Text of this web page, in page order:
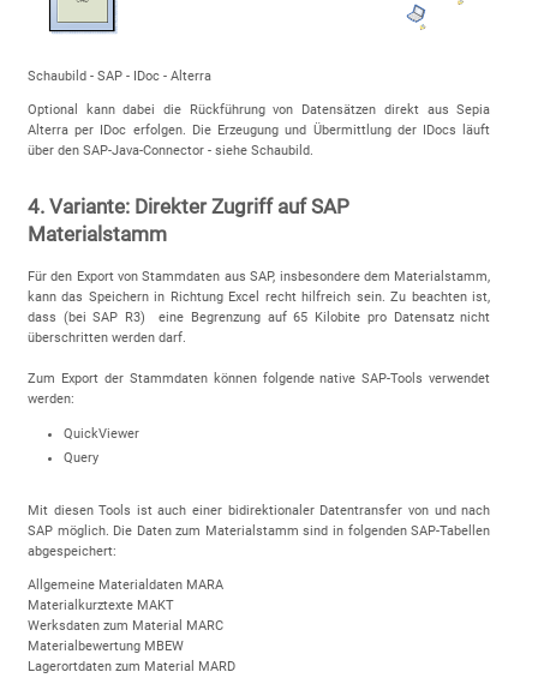
Schaubild - SAP - IDoc - Alterra
Optional kann dabei die Rückführung von Datensätzen direkt aus Sepia
Alterra per IDoc erfolgen. Die Erzeugung und Übermittlung der IDocs läuft
über den SAP-Java-Connector - siehe Schaubild.
4. Variante: Direkter Zugriff auf SAP
Materialstamm
Für den Export von Stammdaten aus SAP, insbesondere dem Materialstamm,
kann das Speichern in Richtung Excel recht hilfreich sein. Zu beachten ist,
dass (bei SAP R3) eine Begrenzung auf 65 Kilobite pro Datensatz nicht
überschritten werden darf.
Zum Export der Stammdaten können folgende native SAP-Tools verwendet
werden:
QuickViewer
Query
Mit diesen Tools ist auch einer bidirektionaler Datentransfer von und nach
SAP möglich. Die Daten zum Materialstamm sind in folgenden SAP-Tabellen
abgespeichert:
Allgemeine Materialdaten MARA
Materialkurztexte MAKT
Werksdaten zum Material MARC
Materialbewertung MBEW
Lagerortdaten zum Material MARD